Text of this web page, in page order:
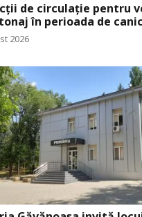
de circulație pentru
în perioada de
2026